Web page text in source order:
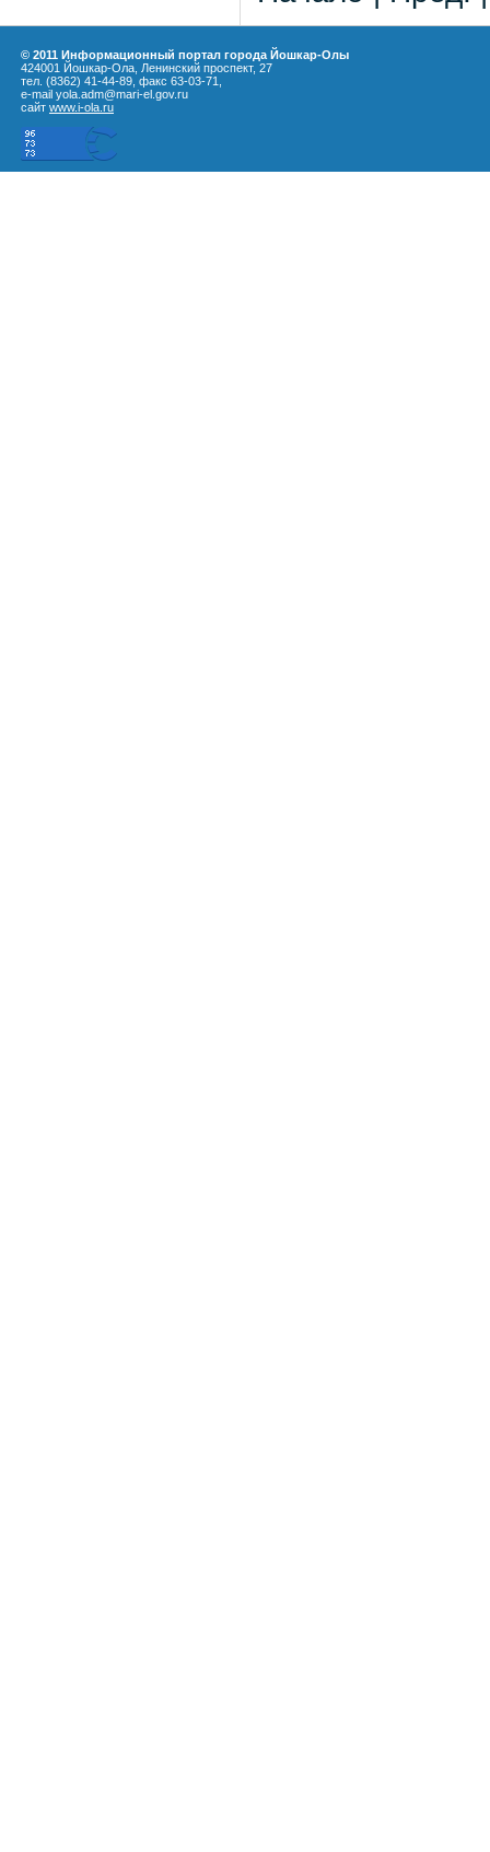
© 2011 Информационный портал города Йошкар-Олы
424001 Йошкар-Ола, Ленинский проспект, 27
тел. (8362) 41-44-89, факс 63-03-71,
e-mail yola.adm@mari-el.gov.ru
сайт www.i-ola.ru